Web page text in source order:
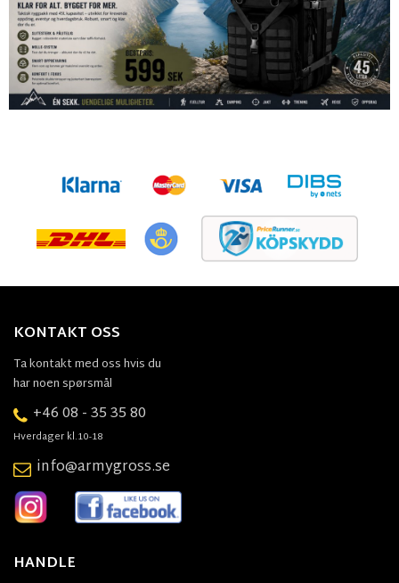
KONTAKT OSS
Ta kontakt med oss hvis du
har noen spørsmål
+46 08 - 35 35 80
Hverdager kl.10-18
info@armygross.se
HANDLE